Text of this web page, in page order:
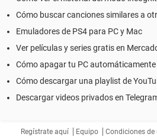
Cómo buscar canciones similares a
Emuladores de PS4 para PC y Mac
Ver películas y series gratis en
Cómo apagar tu PC automáticamente
Cómo descargar una playlist de
Descargar videos privados en
Regístrate aquí Equipo Condiciones de